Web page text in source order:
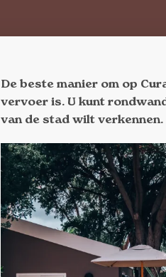
De beste manier om op
vervoer is. U kunt
van de stad wilt verkennen.